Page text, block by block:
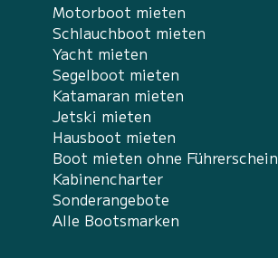
Motorboot mieten
Schlauchboot mieten
Yacht mieten
Segelboot mieten
Katamaran mieten
Jetski mieten
Hausboot mieten
Boot mieten ohne Führerschein
Kabinencharter
Sonderangebote
Alle Bootsmarken